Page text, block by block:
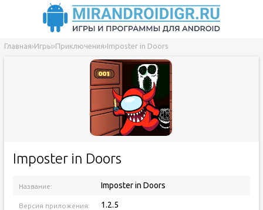
Главная›Игры›Приключения›Imposter in Doors
Imposter in Doors
Название: Imposter in Doors
Версия приложения: 1.2.5